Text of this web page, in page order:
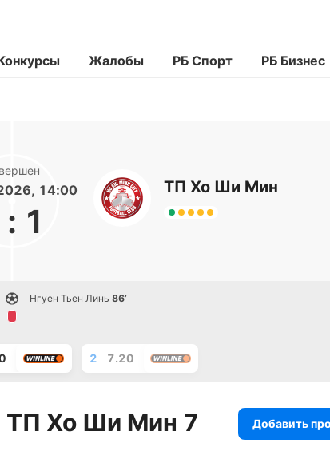
Жалобы РБ Спорт РБ Бизнес
14:00
: 1
ТП Хо Ши Мин
Нгуен Тьен Линь 86’
2 7.20
ТП Хо Ши Мин 7
Добавить